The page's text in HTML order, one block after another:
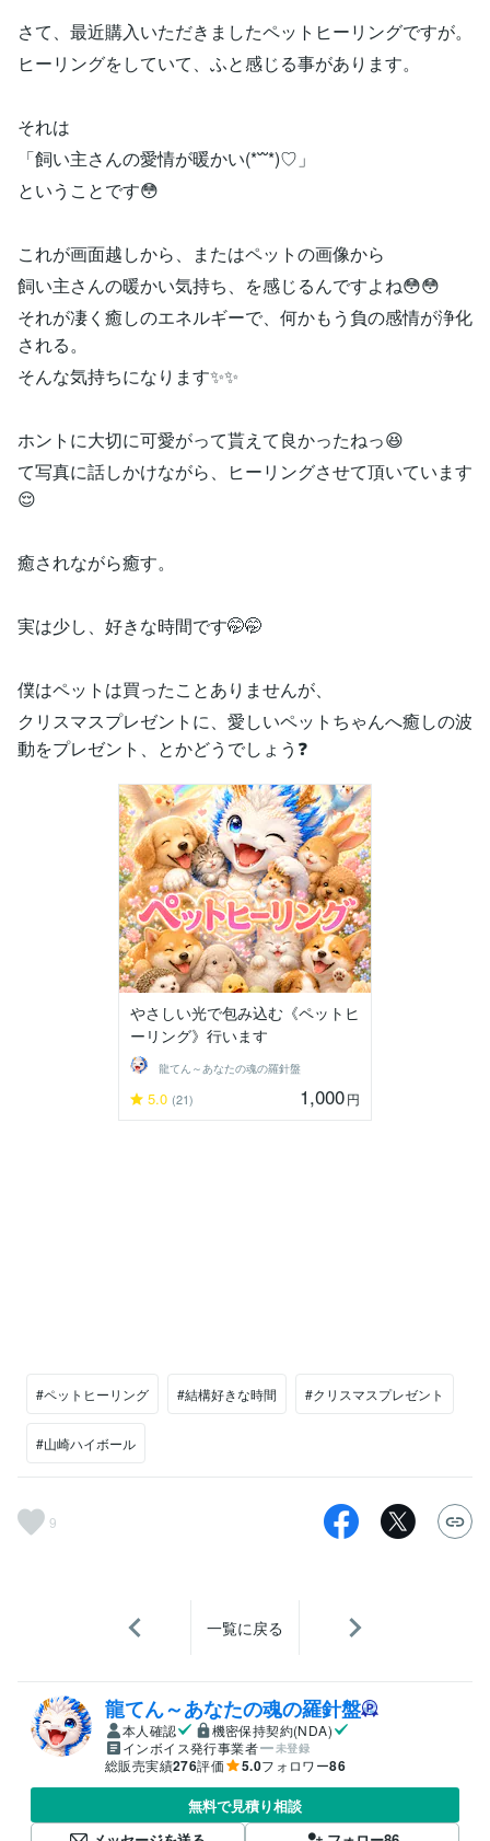
さて、最近購入いただきましたペットヒーリングですが。
ヒーリングをしていて、ふと感じる事があります。
それは
「飼い主さんの愛情が暖かい(*˘˘*)♡」
ということです😳
これが画面越しから、またはペットの画像から
飼い主さんの暖かい気持ち、を感じるんですよね😳😳
それが凄く癒しのエネルギーで、何かもう負の感情が浄化
される。
そんな気持ちになります✨✨
ホントに大切に可愛がって貰えて良かったねっ😆
て写真に話しかけながら、ヒーリングさせて頂いています
😌
癒されながら癒す。
実は少し、好きな時間です🤭🤭
僕はペットは買ったことありませんが、
クリスマスプレゼントに、愛しいペットちゃんへ癒しの波
動をプレゼント、とかどうでしょう❓
やさしい光で包み込む《ペットヒ
ーリング》行います
龍てん～あなたの魂の羅針盤
5.0 (21) 1,000円
#ペットヒーリング #結構好きな時間 #クリスマスプレゼント
#山崎ハイボール
9
一覧に戻る
龍てん～あなたの魂の羅針盤
本人確認
機密保持契約(NDA)
インボイス発行事業者
未登録
総販売実績276評価 5.0フォロワー86
無料で見積り相談